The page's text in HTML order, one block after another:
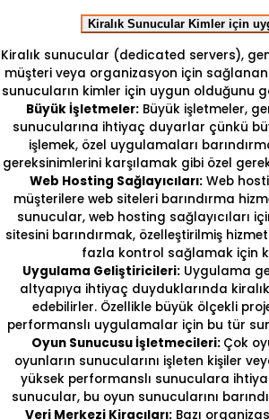
Kiralık Sunucular Kimler için
Kiralık sunucular (dedicated servers),
müşteri veya organizasyon için
sunucuların kimler için uygun olduğunu
Büyük İşletmeler:Büyük işletmeler,
sunucularına ihtiyaç duyarlar çünkü
işlemek, özel uygulamaları
gereksinimlerini karşılamak gibi özel
Web Hosting Sağlayıcıları:Web
müşterilere web siteleri barındırma
sunucular, web hosting sağlayıcıları
sitesini barındırmak, özelleştirilmiş
fazla kontrol sağlamak için
Uygulama Geliştiricileri:Uygulama
altyapıya ihtiyaç duyduklarında
edebilirler. Özellikle büyük ölçekli
performanslı uygulamalar için bu tür
Oyun Sunucusu İşletmecileri: Çok
oyunların sunucularını işleten kişiler
yüksek performanslı sunuculara
sunucular, bu oyun sunucularını
Veri Merkezi Kiracıları:Bazı